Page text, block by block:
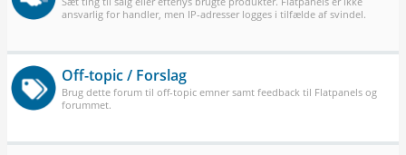
ansvarlig for handler, men IP-adresser logges i tilfælde af svindel.
Off-topic / Forslag
Brug dette forum til off-topic emner samt feedback til Flatpanels og
forummet.